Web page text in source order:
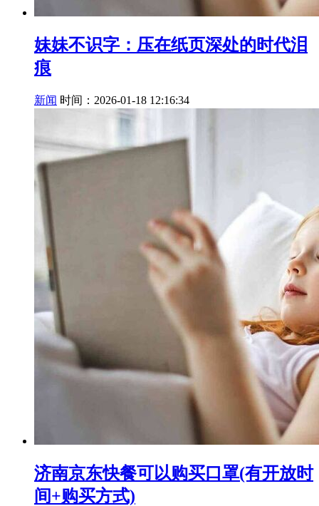
妹妹不识字：压在纸页深处的时代泪
痕
新闻 时间：2026-01-18 12:16:34
济南京东快餐可以购买口罩(有开放时
间+购买方式)